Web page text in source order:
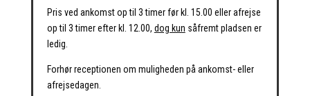
Pris ved ankomst op til 3 timer før kl. 15.00 eller afrejse
op til 3 timer efter kl. 12.00, dog kun såfremt pladsen er
ledig.
Forhør receptionen om muligheden på ankomst- eller
afrejsedagen.